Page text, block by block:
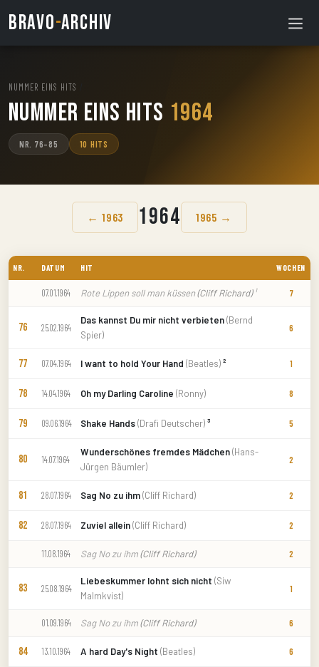
BRAVO-ARCHIV
NUMMER EINS HITS
Nummer Eins Hits 1964
NR. 76–85 10 HITS
← 1963 1964 1965 →
NR. DATUM HIT WOCHEN
07.01.1964 Rote Lippen soll man küssen(Cliff Richard)¹ 7
76 25.02.1964
Das kannst Du mir nicht verbieten(Bernd
Spier)
6
77 07.04.1964 I want to hold Your Hand (Beatles)² 1
78 14.04.1964 Oh my Darling Caroline (Ronny) 8
79 09.06.1964 Shake Hands(Drafi Deutscher)³ 5
80 14.07.1964
Wunderschönes fremdes Mädchen(Hans-
Jürgen Bäumler)
2
81 28.07.1964 Sag No zu ihm(Cliff Richard) 2
82 28.07.1964 Zuviel allein(Cliff Richard) 2
11.08.1964 Sag No zu ihm(Cliff Richard) 2
83 25.08.1964
Liebeskummer lohnt sich nicht (Siw
Malmkvist)
1
01.09.1964 Sag No zu ihm(Cliff Richard) 6
84 13.10.1964 A hard Day's Night (Beatles) 6